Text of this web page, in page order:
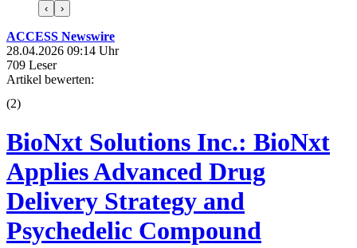
‹ ›
ACCESS Newswire
28.04.2026 09:14 Uhr
709 Leser
Artikel bewerten:
(2)
BioNxt Solutions Inc.: BioNxt
Applies Advanced Drug
Delivery Strategy and
Psychedelic Compound